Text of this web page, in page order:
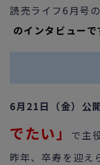
読売ライフ6月号
のインタビューで
6月21日（金）公
でたい」
で主
昨年、卒寿を迎え